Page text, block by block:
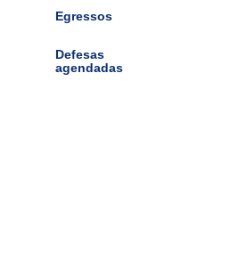
Egressos
Defesas
agendadas